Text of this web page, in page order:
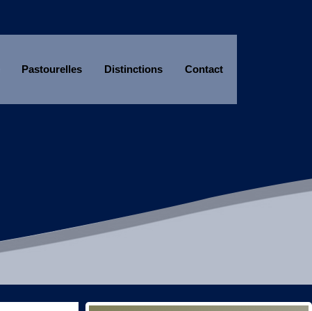
Pastourelles Distinctions Contact
Année
Mois
Année
Mois